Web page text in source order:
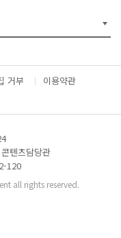
e
서
다
운
드
거부
이용약관
텐츠담당관
120
all rights reserved.